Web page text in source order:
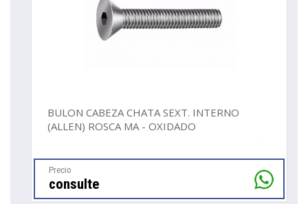
BULON CABEZA CHATA SEXT. INTERNO
(ALLEN) ROSCA MA - OXIDADO
Precio
consulte